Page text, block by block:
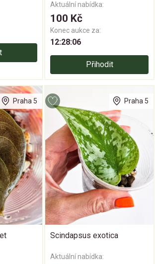
Aktuální nabídka:
100 Kč
Konec aukce za:
12:28:05
Přihodit
Praha 5 Praha 5
Scindapsus exotica
Aktuální nabídka: